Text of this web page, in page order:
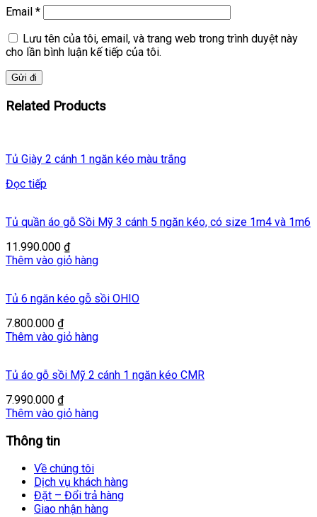
Email *
Lưu tên của tôi, email, và trang web trong trình duyệt này
cho lần bình luận kế tiếp của tôi.
Related Products
Tủ Giày 2 cánh 1 ngăn kéo màu trắng
Đọc tiếp
Tủ quần áo gỗ Sồi Mỹ 3 cánh 5 ngăn kéo, có size 1m4 và 1m6
11.990.000 ₫
Thêm vào giỏ hàng
Tủ 6 ngăn kéo gỗ sồi OHIO
7.800.000 ₫
Thêm vào giỏ hàng
Tủ áo gỗ sồi Mỹ 2 cánh 1 ngăn kéo CMR
7.990.000 ₫
Thêm vào giỏ hàng
Thông tin
Về chúng tôi
Dịch vụ khách hàng
Đặt – Đổi trả hàng
Giao nhận hàng